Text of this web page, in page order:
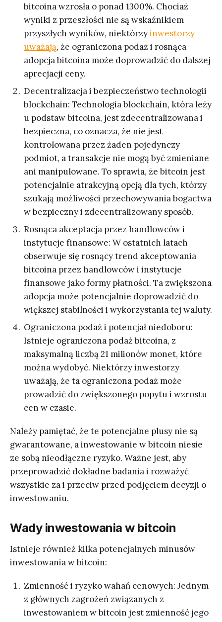
bitcoina wzrosła o ponad 1300%. Chociaż
wyniki z przeszłości nie są wskaźnikiem
przyszłych wyników, niektórzyinwestorzy
uważają, że ograniczona podaż i rosnąca
adopcja bitcoina może doprowadzić do dalszej
aprecjacji ceny.
Decentralizacja i bezpieczeństwo technologii
blockchain: Technologia blockchain, która leży
u podstaw bitcoina, jest zdecentralizowana i
bezpieczna, co oznacza, że nie jest
kontrolowana przez żaden pojedynczy
podmiot, a transakcje nie mogą być zmieniane
ani manipulowane. To sprawia, że bitcoin jest
potencjalnie atrakcyjną opcją dla tych, którzy
szukają możliwości przechowywania bogactwa
w bezpieczny i zdecentralizowany sposób.
Rosnąca akceptacja przez handlowców i
instytucje finansowe: W ostatnich latach
obserwuje się rosnący trend akceptowania
bitcoina przez handlowców i instytucje
finansowe jako formy płatności. Ta zwiększona
adopcja może potencjalnie doprowadzić do
większej stabilności i wykorzystania tej waluty.
Ograniczona podaż i potencjał niedoboru:
Istnieje ograniczona podaż bitcoina, z
maksymalną liczbą 21 milionów monet, które
można wydobyć. Niektórzy inwestorzy
uważają, że ta ograniczona podaż może
prowadzić do zwiększonego popytu i wzrostu
cen w czasie.
Należy pamiętać, że te potencjalne plusy nie są
gwarantowane, a inwestowanie w bitcoin niesie
ze sobą nieodłączne ryzyko. Ważne jest, aby
przeprowadzić dokładne badania i rozważyć
wszystkie za i przeciw przed podjęciem decyzji o
inwestowaniu.
Wady inwestowania w bitcoin
Istnieje również kilka potencjalnych minusów
inwestowania w bitcoin:
Zmienność i ryzyko wahań cenowych: Jednym
z głównych zagrożeń związanych z
inwestowaniem w bitcoin jest zmienność jego